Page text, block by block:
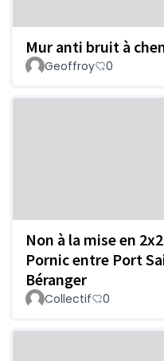
Mur anti bruit à
Geoffroy 0
Non à la mise en
Pornic entre Port
Béranger
Collectif 0